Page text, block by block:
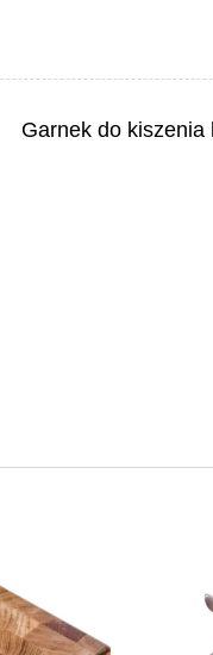
Garnek do kiszenia